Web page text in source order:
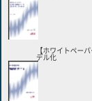
【ホワイトペー
デル化